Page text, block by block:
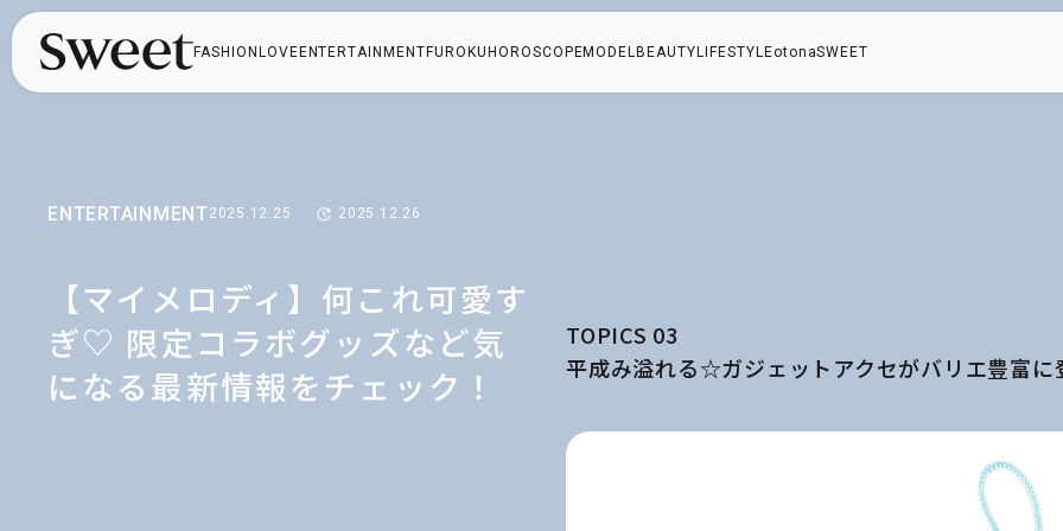
FASHION LOVE ENTERTAINMENT FUROKU HOROSCOPEMODEL BEAUTY LIFESTYLEotonaSWEET
ENTERTAINMENT2025.12.25 2025.12.26
【マイメロディ】何これ可愛す
ぎ♡ 限定コラボグッズなど気
になる最新情報をチェック！
TOPICS 03
平成み溢れる☆ガジェットアクセがバリエ豊富に